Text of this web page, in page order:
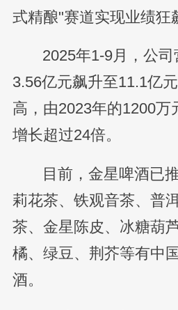
式精酿"赛道实现业绩狂
2025年1-9月，公
3.56亿元飙升至11.1亿
高，由2023年的1200万
增长超过24倍。
目前，金星啤酒已
莉花茶、铁观音茶、普
茶、金星陈皮、冰糖葫
橘、绿豆、荆芥等有中
酒。